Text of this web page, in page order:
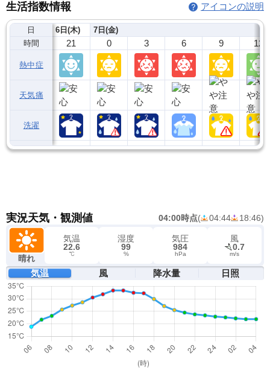
生活指数情報 アイコンの説明
日
時間
熱中症
天気痛
洗濯
6日(木)
21
7日(金)
0 3 6 9 12
実況天気・観測値 04:00時点( 04:44 18:46)
晴れ
気温
22.6
℃
湿度
99
%
気圧
984
hPa
風
0.7
m/s
気温 風 降水量 日照